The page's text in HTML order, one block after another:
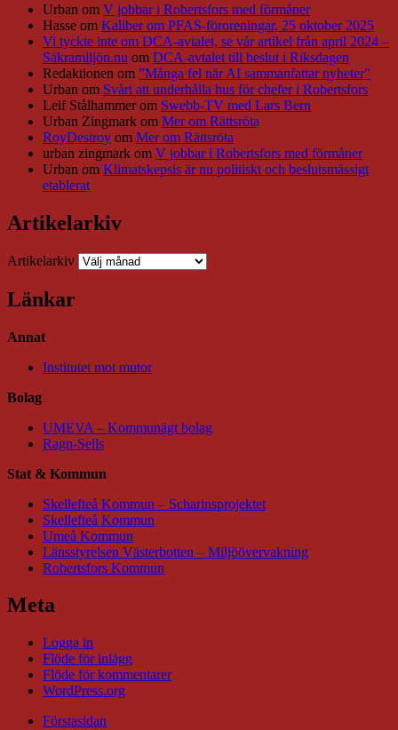
Urban om V jobbar i Robertsfors med förmåner
Hasse om Kaliber om PFAS-föroreningar, 25 oktober 2025
Vi tyckte inte om DCA-avtalet, se vår artikel från april 2024 –
Säkramiljön.nu om DCA-avtalet till beslut i Riksdagen
Redaktionen om ”Många fel när AI sammanfattar nyheter”
Urban om Svårt att underhålla hus för chefer i Robertsfors
Leif Stålhammerom Swebb-TV med Lars Bern
Urban Zingmark om Mer om Rättsröta
RoyDestroy om Mer om Rättsröta
urban zingmark om V jobbar i Robertsfors med förmåner
Urban om Klimatskepsis är nu politiskt och beslutsmässigt
etablerat
Artikelarkiv
Artikelarkiv
Länkar
Annat
Institutet mot mutor
Bolag
UMEVA – Kommunägt bolag
Ragn-Sells
Stat & Kommun
Skellefteå Kommun – Scharinsprojektet
Skellefteå Kommun
Umeå Kommun
Länsstyrelsen Västerbotten – Miljöövervakning
Robertsfors Kommun
Meta
Logga in
Flöde för inlägg
Flöde för kommentarer
WordPress.org
Förstasidan